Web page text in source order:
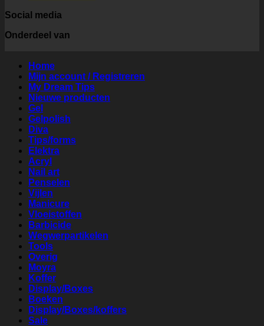
Social media
Onderdeel van
Home
Mijn account / Registreren
My Dream Tips
Nieuwe producten
Gel
Gelpolish
Diva
Tips/forms
Elektra
Acryl
Nail art
Penselen
Vijlen
Manicure
Vloeistoffen
Barbicide
Wegwerpartikelen
Tools
Overig
Moyra
Koffer
Display/Boxes
Boeken
Display/Boxes/koffers
Sale